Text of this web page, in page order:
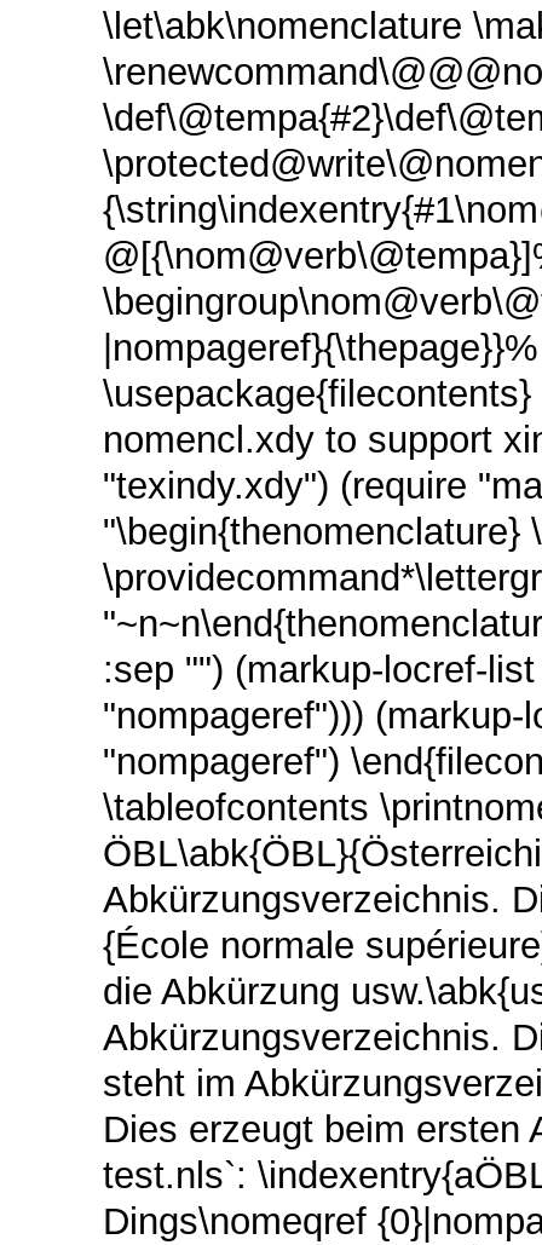
\let\abk\nomenclature
nomencl.xdy to support
"texindy.xdy") (require
"\begin{thenomenclature}
:sep "") (markup-locref-
"nompageref")))
"nompageref")
\tableofcontents
Abkürzungsverzeichnis.
{École normale
die Abkürzung
Abkürzungsverzeichnis.
steht im
Dies erzeugt beim ersten
test.nls`:
Dings\nomeqref